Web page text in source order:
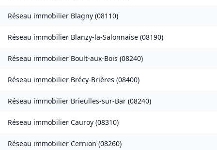
Réseau immobilier Blagny (08110)
Réseau immobilier Blanzy-la-Salonnaise (08190)
Réseau immobilier Boult-aux-Bois (08240)
Réseau immobilier Brécy-Brières (08400)
Réseau immobilier Brieulles-sur-Bar (08240)
Réseau immobilier Cauroy (08310)
Réseau immobilier Cernion (08260)